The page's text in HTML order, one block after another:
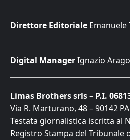
Direttore Editoriale Emanuele
Digital ManagerIgnazio
Limas Brothers srls – P.I.
Via R. Marturano, 48 – 90142
Testata giornalistica iscritta al
Registro Stampa del Tribunale